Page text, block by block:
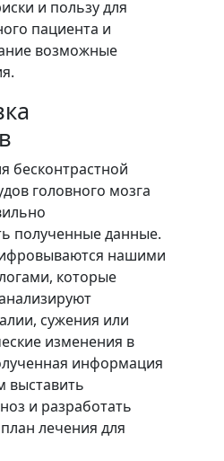
и пользу для
пациента и
возможные
бесконтрастной
головного мозга
полученные данные.
нашими
которые
сужения или
изменения в
информация
выставить
и разработать
лечения для